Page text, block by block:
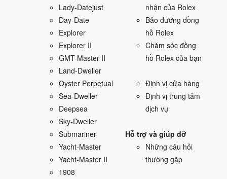
Lady-Datejust
Day-Date
Explorer
Explorer II
GMT-Master II
Land-Dweller
Oyster Perpetual
Sea-Dweller
Deepsea
Sky-Dweller
Submariner
Yacht-Master
Yacht-Master II
1908
nhận của Rolex
Bảo dưỡng đồng
hồ Rolex
Chăm sóc đồng
hồ Rolex của bạn
Định vị cửa hàng
Định vị trung tâm
dịch vụ
Hỗ trợ và giúp đỡ
Những câu hỏi
thường gặp